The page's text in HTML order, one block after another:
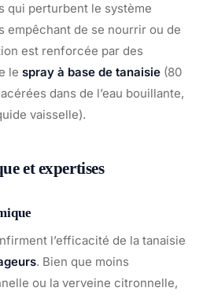
qui perturbent le système
empêchant de se nourrir ou de
est renforcée par des
le spray à base de tanaisie (80
dans de l’eau bouillante,
vaisselle).
et expertises
l’efficacité de la tanaisie
. Bien que moins
ou la verveine citronnelle,